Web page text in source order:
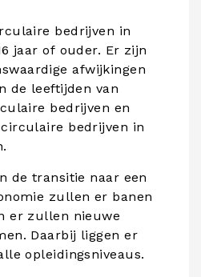
bedrijven in
jaar of ouder. Er zijn
afwijkingen
de leeftijden van
bedrijven en
bedrijven in
de transitie naar een
zullen er banen
er zullen nieuwe
Daarbij liggen er
opleidingsniveaus.